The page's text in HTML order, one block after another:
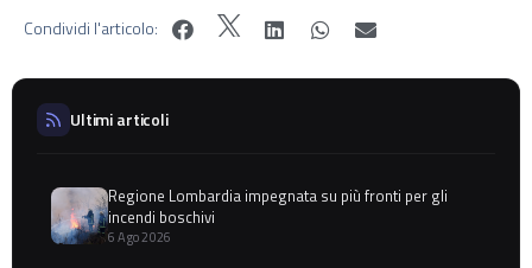
Condividi l'articolo:
Ultimi articoli
Regione Lombardia impegnata su più fronti per gli
incendi boschivi
6 Ago 2026